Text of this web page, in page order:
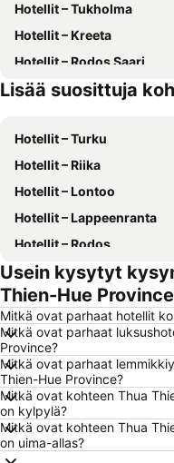
Hotellit – Tukholma
Hotellit – Kreeta
Hotellit – Rodos Saari
Hotellit – Suomi
Lisää suosittuja
Hotellit – Turku
Hotellit – Riika
Hotellit – Lontoo
Hotellit – Lappeenranta
Hotellit – Rodos
Hotellit – Alanya
Hotellit – Fuengirola
Hotellit – Savonlinna
Hotellit – Lahti
Hotellit – Seinäjoki
Hotellit – Malta
Hotellit – Teneriffa
Hotellit – Phuket
Usein kysytyt
Thien-Hue Province
Mitkä ovat parhaat hotellit
Mitkä ovat parhaat
Province?
Mitkä ovat parhaat
Thien-Hue Province?
Mitkä ovat kohteen Thua
on kylpylä?
Mitkä ovat kohteen Thua
on uima-allas?